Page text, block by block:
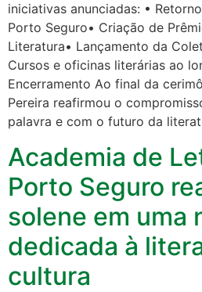
iniciativas anunciadas: •
Porto Seguro• Criação de
Literatura• Lançamento da
Cursos e oficinas literárias ao
Encerramento Ao final da
Pereira reafirmou o
palavra e com o futuro da
Academia de
Porto Seguro
solene em uma
dedicada à
cultura